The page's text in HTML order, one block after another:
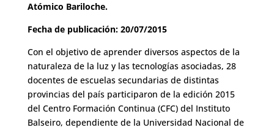
Atómico Bariloche.
Fecha de publicación: 20/07/2015
Con el objetivo de aprender diversos aspectos de la
naturaleza de la luz y las tecnologías asociadas, 28
docentes de escuelas secundarias de distintas
provincias del país participaron de la edición 2015
del Centro Formación Continua (CFC) del Instituto
Balseiro, dependiente de la Universidad Nacional de